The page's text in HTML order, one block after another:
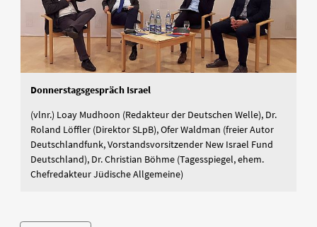
Donnerstagsgespräch Israel
(vlnr.) Loay Mudhoon (Redakteur der Deutschen Welle), Dr.
Roland Löffler (Direktor SLpB), Ofer Waldman (freier Autor
Deutschlandfunk, Vorstandsvorsitzender New Israel Fund
Deutschland), Dr. Christian Böhme (Tagesspiegel, ehem.
Chefredakteur Jüdische Allgemeine)